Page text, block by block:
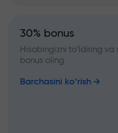
30% bonus
Hisobingizni to‘ldiring va
bonus oling
Barchasini ko‘rish